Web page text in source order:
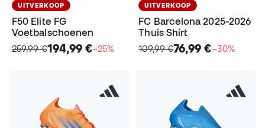
UITVERKOOP
F50 Elite FG
Voetbalschoenen
259,99 €194,99 €−25%
UITVERKOOP
FC Barcelona 2025-2026
Thuis Shirt
109,99 €76,99 €−30%